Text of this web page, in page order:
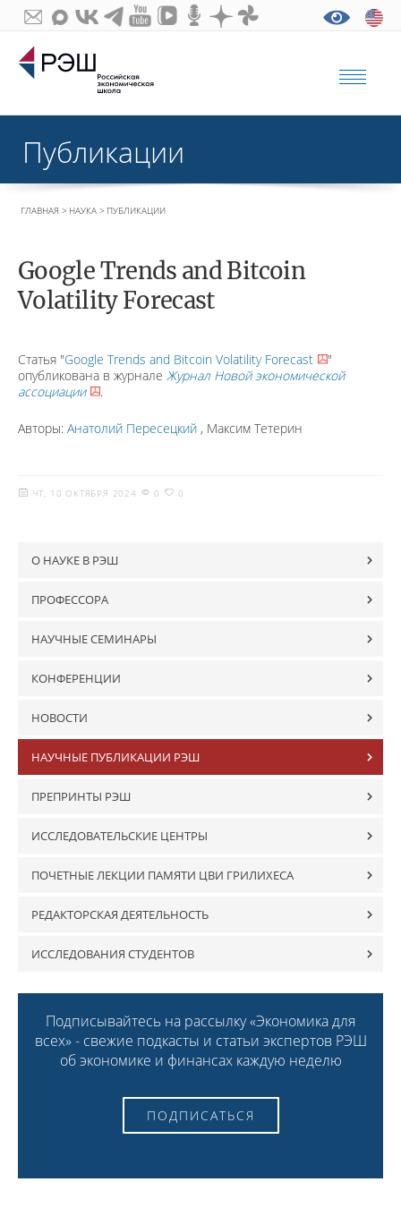
Публикации
ГЛАВНАЯ НАУКА ПУБЛИКАЦИИ
Google Trends and Bitcoin
Volatility Forecast
Статья "Google Trends and Bitcoin Volatility Forecast
"
опубликована в журнале Журнал Новой экономической
ассоциации
.
Авторы: Анатолий Пересецкий , Максим Тетерин
ЧТ, 10 ОКТЯБРЯ 2024 0 0
О НАУКЕ В РЭШ
ПРОФЕССОРА
НАУЧНЫЕ СЕМИНАРЫ
КОНФЕРЕНЦИИ
НОВОСТИ
НАУЧНЫЕ ПУБЛИКАЦИИ РЭШ
ПРЕПРИНТЫ РЭШ
ИССЛЕДОВАТЕЛЬСКИЕ ЦЕНТРЫ
ПОЧЕТНЫЕ ЛЕКЦИИ ПАМЯТИ ЦВИ ГРИЛИХЕСА
РЕДАКТОРСКАЯ ДЕЯТЕЛЬНОСТЬ
ИССЛЕДОВАНИЯ СТУДЕНТОВ
Подписывайтесь на рассылку «Экономика для
всех» - свежие подкасты и статьи экспертов РЭШ
об экономике и финансах каждую неделю
ПОДПИСАТЬСЯ